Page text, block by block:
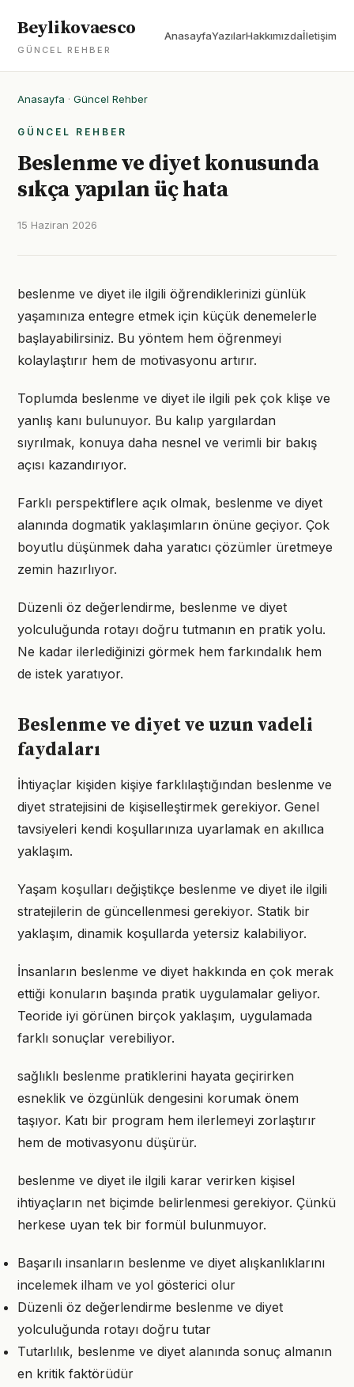
Beylikovaesco
GÜNCEL REHBER
AnasayfaYazılarHakkımızdaİletişim
Anasayfa · Güncel Rehber
GÜNCEL REHBER
Beslenme ve diyet konusunda
sıkça yapılan üç hata
15 Haziran 2026
beslenme ve diyet ile ilgili öğrendiklerinizi günlük
yaşamınıza entegre etmek için küçük denemelerle
başlayabilirsiniz. Bu yöntem hem öğrenmeyi
kolaylaştırır hem de motivasyonu artırır.
Toplumda beslenme ve diyet ile ilgili pek çok klişe ve
yanlış kanı bulunuyor. Bu kalıp yargılardan
sıyrılmak, konuya daha nesnel ve verimli bir bakış
açısı kazandırıyor.
Farklı perspektiflere açık olmak, beslenme ve diyet
alanında dogmatik yaklaşımların önüne geçiyor. Çok
boyutlu düşünmek daha yaratıcı çözümler üretmeye
zemin hazırlıyor.
Düzenli öz değerlendirme, beslenme ve diyet
yolculuğunda rotayı doğru tutmanın en pratik yolu.
Ne kadar ilerlediğinizi görmek hem farkındalık hem
de istek yaratıyor.
Beslenme ve diyet ve uzun vadeli
faydaları
İhtiyaçlar kişiden kişiye farklılaştığından beslenme ve
diyet stratejisini de kişiselleştirmek gerekiyor. Genel
tavsiyeleri kendi koşullarınıza uyarlamak en akıllıca
yaklaşım.
Yaşam koşulları değiştikçe beslenme ve diyet ile ilgili
stratejilerin de güncellenmesi gerekiyor. Statik bir
yaklaşım, dinamik koşullarda yetersiz kalabiliyor.
İnsanların beslenme ve diyet hakkında en çok merak
ettiği konuların başında pratik uygulamalar geliyor.
Teoride iyi görünen birçok yaklaşım, uygulamada
farklı sonuçlar verebiliyor.
sağlıklı beslenme pratiklerini hayata geçirirken
esneklik ve özgünlük dengesini korumak önem
taşıyor. Katı bir program hem ilerlemeyi zorlaştırır
hem de motivasyonu düşürür.
beslenme ve diyet ile ilgili karar verirken kişisel
ihtiyaçların net biçimde belirlenmesi gerekiyor. Çünkü
herkese uyan tek bir formül bulunmuyor.
Başarılı insanların beslenme ve diyet alışkanlıklarını
incelemek ilham ve yol gösterici olur
Düzenli öz değerlendirme beslenme ve diyet
yolculuğunda rotayı doğru tutar
Tutarlılık, beslenme ve diyet alanında sonuç almanın
en kritik faktörüdür